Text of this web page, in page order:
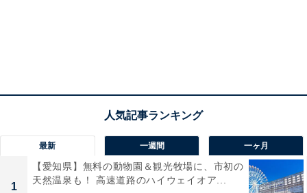
最新 一週間 一ヶ月
1
【愛知県】無料の動物園＆観光牧場に、市初の
天然温泉も！ 高速道路のハイウェイオア...